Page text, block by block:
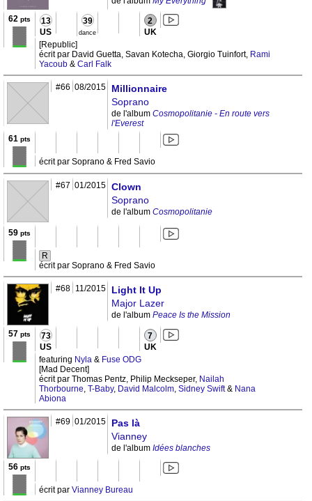
62 pts 13
US
39
dance
2
UK
[Republic]
écrit par David Guetta, Savan Kotecha, Giorgio Tuinfort, Rami
Yacoub & Carl Falk
#66 08/2015
Millionnaire
Soprano
de l'album Cosmopolitanie - En route vers
l'Everest
61 pts
écrit par Soprano & Fred Savio
#67 01/2015 Clown
Soprano
de l'album Cosmopolitanie
59 pts
R
écrit par Soprano & Fred Savio
#68 11/2015
Light It Up
Major Lazer
de l'album Peace Is the Mission
57 pts 73
US
7
UK
featuring Nyla & Fuse ODG
[Mad Decent]
écrit par Thomas Pentz, Philip Meckseper, Nailah
Thorbourne, T-Baby, David Malcolm, Sidney Swift& Nana
Abiona
#69 01/2015
Pas là
Vianney
de l'album Idées blanches
56 pts
écrit par Vianney Bureau